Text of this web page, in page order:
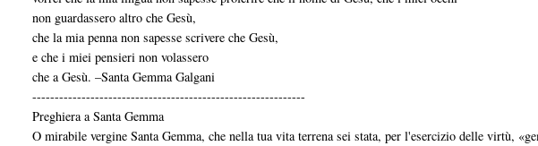
non guardassero altro che Gesù,
che la mia penna non sapesse scrivere che Gesù,
e che i miei pensieri non volassero
che a Gesù. –Santa Gemma Galgani
-------------------------------------------------------------
Preghiera a Santa Gemma
O mirabile vergine Santa Gemma, che nella tua vita terrena sei stata, per l'esercizio delle virtù,